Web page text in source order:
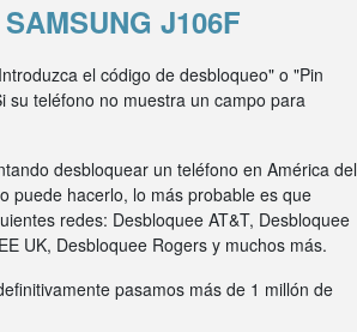
J106F
el código de desbloqueo" o "Pin
su teléfono no muestra un campo para
desbloquear un teléfono en América del
puede hacerlo, lo más probable es que
redes: Desbloquee AT&T, Desbloquee
UK, Desbloquee Rogers y muchos más.
pasamos más de 1 millón de